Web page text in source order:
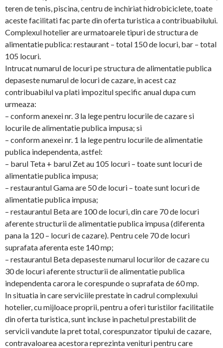
teren de tenis, piscina, centru de inchiriat hidrobiciclete, toate
aceste facilitati fac parte din oferta turistica a contribuabilului.
Complexul hotelier are urmatoarele tipuri de structura de
alimentatie publica: restaurant – total 150 de locuri, bar – total
105 locuri.
Intrucat numarul de locuri pe structura de alimentatie publica
depaseste numarul de locuri de cazare, in acest caz
contribuabilul va plati impozitul specific anual dupa cum
urmeaza:
– conform anexei nr. 3 la lege pentru locurile de cazare si
locurile de alimentatie publica impusa; si
– conform anexei nr. 1 la lege pentru locurile de alimentatie
publica independenta, astfel:
– barul Teta + barul Zet au 105 locuri – toate sunt locuri de
alimentatie publica impusa;
– restaurantul Gama are 50 de locuri – toate sunt locuri de
alimentatie publica impusa;
– restaurantul Beta are 100 de locuri, din care 70 de locuri
aferente structurii de alimentatie publica impusa (diferenta
pana la 120 – locuri de cazare). Pentru cele 70 de locuri
suprafata aferenta este 140 mp;
– restaurantul Beta depaseste numarul locurilor de cazare cu
30 de locuri aferente structurii de alimentatie publica
independenta carora le corespunde o suprafata de 60 mp.
In situatia in care serviciile prestate in cadrul complexului
hotelier, cu mijloace proprii, pentru a oferi turistilor facilitatile
din oferta turistica, sunt incluse in pachetul prestabilit de
servicii vandute la pret total, corespunzator tipului de cazare,
contravaloarea acestora reprezinta venituri pentru care